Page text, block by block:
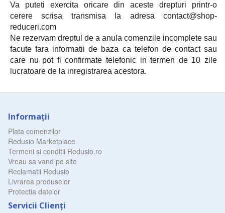
Va puteti exercita oricare din aceste drepturi printr-o
cerere scrisa transmisa la adresa contact@shop-
reduceri.com
Ne rezervam dreptul de a anula comenzile incomplete sau
facute fara informatii de baza ca telefon de contact sau
care nu pot fi confirmate telefonic in termen de 10 zile
lucratoare de la inregistrarea acestora.
Informaţii
Plata comenzilor
Redusio Marketplace
Termeni si conditii Redusio.ro
Vreau sa vand pe site
Reclamatii Redusio
Livrarea produselor
Protectia datelor
Servicii Clienţi